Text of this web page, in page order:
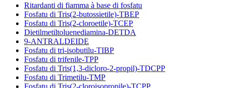
Ritardanti di fiamma à base di fosfatu
Fosfatu di Tris(2-butossietile)-TBEP
Fosfatu di Tris(2-cloroetile)-TCEP
Dietilmetiltoluenediamina-DETDA
9-ANTRALDEIDE
Fosfatu di tri-isobutilu-TIBP
Fosfatu di trifenile-TPP
Fosfatu di Tris(1,3-dicloro-2-propil)-TDCPP
Fosfatu di Trimetilu-TMP
Fosfatu di Tris(2-cloroisopropile)-TCPP